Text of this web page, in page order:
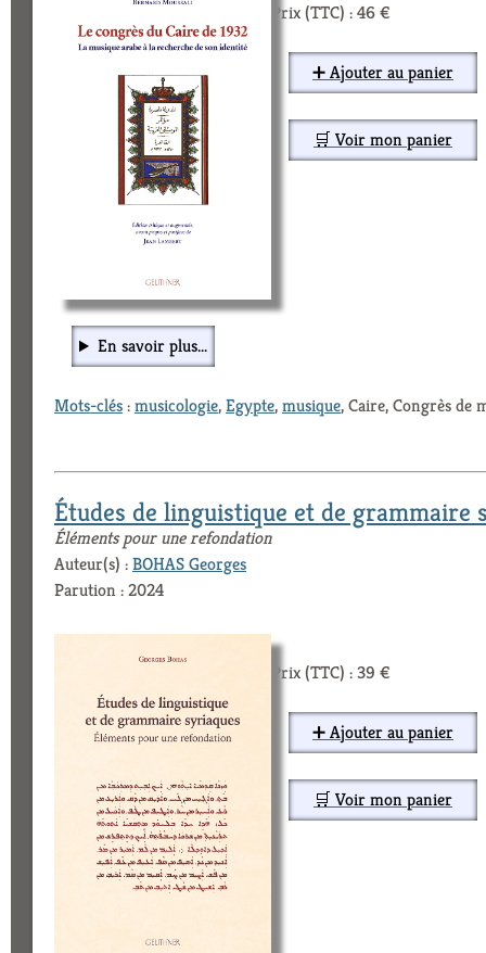
Prix (TTC) : 46 €
➕ Ajouter au panier
🛒 Voir mon panier
En savoir plus...
Mots-clés:musicologie,Egypte,musique, Caire, Congrès de
Études de linguistique et de grammaire
Éléments pour une refondation
Auteur(s) :BOHAS Georges
Parution : 2024
Prix (TTC) : 39 €
➕ Ajouter au panier
🛒 Voir mon panier